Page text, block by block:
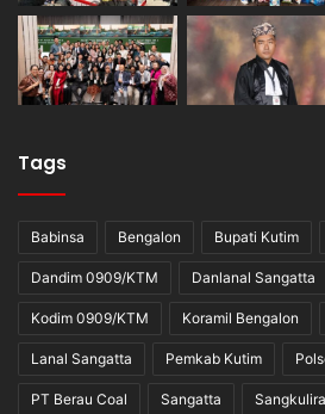
Tags
Babinsa Bengalon Bupati Kutim
Dandim 0909/KTM Danlanal Sangatta
Kodim 0909/KTM Koramil Bengalon
Lanal Sangatta Pemkab Kutim
PT Berau Coal Sangatta